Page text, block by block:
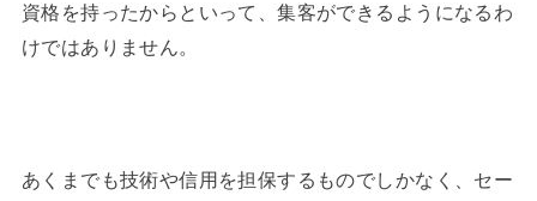
資格を持ったからといって、集客ができるようになるわ
けではありません。
あくまでも技術や信用を担保するものでしかなく、セー